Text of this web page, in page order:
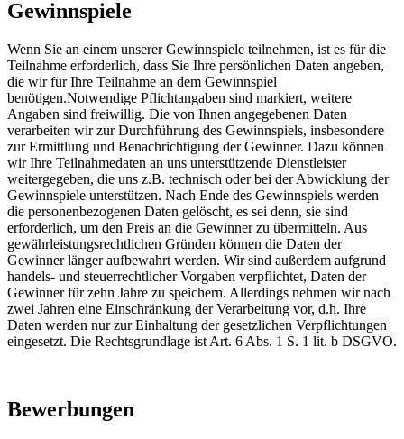
Gewinnspiele
Wenn Sie an einem unserer Gewinnspiele teilnehmen, ist es für die
Teilnahme erforderlich, dass Sie Ihre persönlichen Daten angeben,
die wir für Ihre Teilnahme an dem Gewinnspiel
benötigen.Notwendige Pflichtangaben sind markiert, weitere
Angaben sind freiwillig. Die von Ihnen angegebenen Daten
verarbeiten wir zur Durchführung des Gewinnspiels, insbesondere
zur Ermittlung und Benachrichtigung der Gewinner. Dazu können
wir Ihre Teilnahmedaten an uns unterstützende Dienstleister
weitergegeben, die uns z.B. technisch oder bei der Abwicklung der
Gewinnspiele unterstützen. Nach Ende des Gewinnspiels werden
die personenbezogenen Daten gelöscht, es sei denn, sie sind
erforderlich, um den Preis an die Gewinner zu übermitteln. Aus
gewährleistungsrechtlichen Gründen können die Daten der
Gewinner länger aufbewahrt werden. Wir sind außerdem aufgrund
handels- und steuerrechtlicher Vorgaben verpflichtet, Daten der
Gewinner für zehn Jahre zu speichern. Allerdings nehmen wir nach
zwei Jahren eine Einschränkung der Verarbeitung vor, d.h. Ihre
Daten werden nur zur Einhaltung der gesetzlichen Verpflichtungen
eingesetzt. Die Rechtsgrundlage ist Art. 6 Abs. 1 S. 1 lit. b DSGVO.
Bewerbungen